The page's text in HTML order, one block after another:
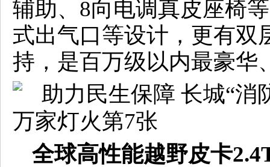
辅助、8向电调真皮座椅
式出气口等设计，更有双
持，是百万级以内最豪华
全球高性能越野皮卡